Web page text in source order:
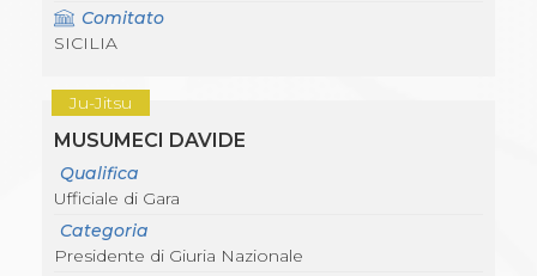
Comitato
SICILIA
Ju-Jitsu
MUSUMECI DAVIDE
Qualifica
Ufficiale di Gara
Categoria
Presidente di Giuria Nazionale